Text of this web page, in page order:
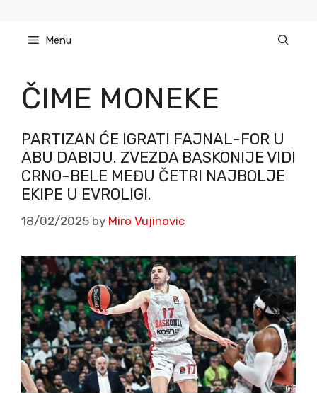
content Menu
ČIME MONEKE
PARTIZAN ĆE IGRATI FAJNAL-FOR U
ABU DABIJU. ZVEZDA BASKONIJE VIDI
CRNO-BELE MEĐU ČETRI NAJBOLJE
EKIPE U EVROLIGI.
18/02/2025 by Miro Vujinovic